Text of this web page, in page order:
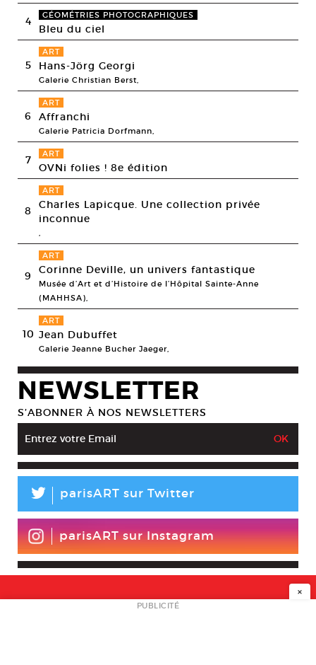
4 GÉOMÉTRIES PHOTOGRAPHIQUES
Bleu du ciel
5
ART
Hans-Jörg Georgi
Galerie Christian Berst,
6
ART
Affranchi
Galerie Patricia Dorfmann,
7 ART
OVNi folies ! 8e édition
8
ART
Charles Lapicque. Une collection privée
inconnue
9
ART
Corinne Deville, un univers fantastique
Musée d’Art et d’Histoire de l’Hôpital Sainte-Anne
(MAHHSA),
10
ART
Jean Dubuffet
Galerie Jeanne Bucher Jaeger,
NEWSLETTER
S’ABONNER À NOS NEWSLETTERS
L parisART sur Twitter
parisART sur Instagram
NEWSLETTER
×
PUBLICITÉ